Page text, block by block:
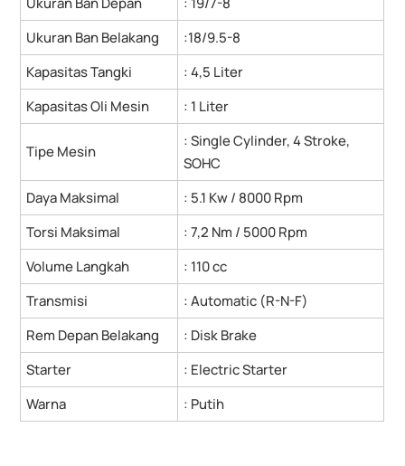
Ukuran Ban Belakang
:18/9.5-8
Kapasitas Tangki
: 4,5 Liter
Kapasitas Oli Mesin
: 1 Liter
Tipe Mesin
: Single Cylinder, 4 Stroke,
SOHC
Daya Maksimal
: 5.1 Kw / 8000 Rpm
Torsi Maksimal
: 7,2 Nm / 5000 Rpm
Volume Langkah
: 110 cc
Transmisi
: Automatic (R-N-F)
Rem Depan Belakang
: Disk Brake
Starter
: Electric Starter
Warna
: Putih